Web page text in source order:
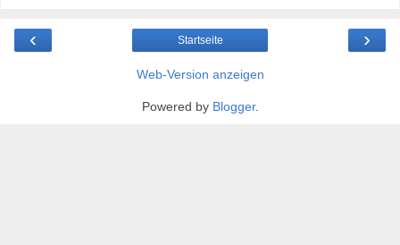
‹ ›
Startseite
Web-Version anzeigen
Powered by Blogger.